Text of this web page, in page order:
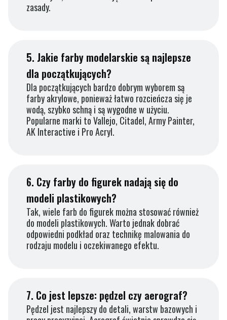
zasady.
5. Jakie farby modelarskie są najlepsze
dla początkujących?
Dla początkujących bardzo dobrym wyborem są
farby akrylowe, ponieważ łatwo rozcieńcza się je
wodą, szybko schną i są wygodne w użyciu.
Popularne marki to Vallejo, Citadel, Army Painter,
AK Interactive i Pro Acryl.
6. Czy farby do figurek nadają się do
modeli plastikowych?
Tak, wiele farb do figurek można stosować również
do modeli plastikowych. Warto jednak dobrać
odpowiedni podkład oraz technikę malowania do
rodzaju modelu i oczekiwanego efektu.
7. Co jest lepsze: pędzel czy aerograf?
Pędzel jest najlepszy do detali, warstw bazowych i